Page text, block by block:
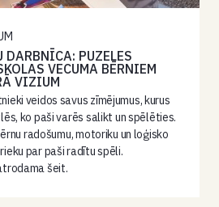
DARBNĪCA: PUZELES
VECUMA BĒRNIEM
VIZIUM
veidos savus zīmējumus, kurus
ko paši varēs salikt un spēlēties.
radošumu, motoriku un loģisko
par paši radītu spēli.
šeit.